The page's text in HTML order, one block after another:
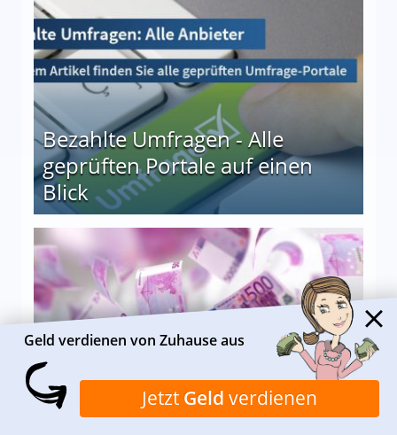
Bezahlte Umfragen - Alle
geprüften Portale auf einen
Blick
auf einen Blick
Von Zuhause aus Geld
verdienen: Das sind die 15
Geld verdienen von Zuhause aus
Jetzt Geld verdienen